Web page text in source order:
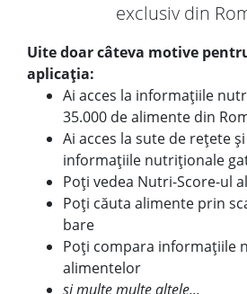
exclusiv din
Uite doar câteva motive
aplicația:
Ai acces la informațiile
35.000 de alimente din
Ai acces la sute de rețete
informațiile nutriționale
Poți vedea Nutri-Score-ul
Poți căuta alimente prin
bare
Poți compara informațiile
alimentelor
și multe multe altele...